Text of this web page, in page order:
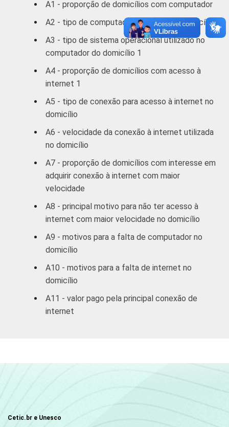
10 SM
93 7 0
Classe
social
A 99 1 0
mesa/desktop, computadores
portáteis/laptops e tablets.
2Base ponderada: Total de domicílios =
61.292.039 domicílios
A1 - proporção de domicílios com computador
A2 - tipo de computador presente no domicílio
A3 - tipo de sistema operacional utilizado no
computador do domicílio 1
A4 - proporção de domicílios com acesso à
internet 1
A5 - tipo de conexão para acesso à internet no
domicílio
A6 - velocidade da conexão à internet utilizada
no domicílio
A7 - proporção de domicílios com interesse em
adquirir conexão à internet com maior
velocidade
A8 - principal motivo para não ter acesso à
internet com maior velocidade no domicílio
A9 - motivos para a falta de computador no
domicílio
A10 - motivos para a falta de internet no
domicílio
A11 - valor pago pela principal conexão de
internet
Cetic.br e Unesco